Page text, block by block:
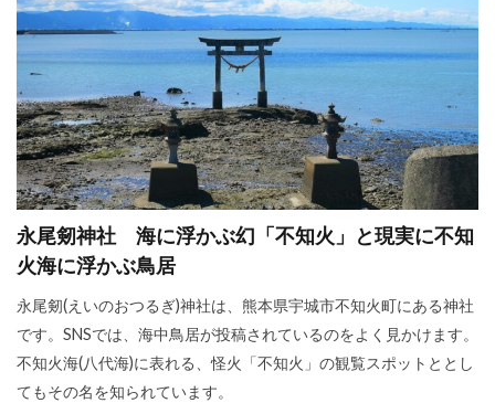
永尾剱神社 海に浮かぶ幻「不知火」と現実に不知
火海に浮かぶ鳥居
永尾剱(えいのおつるぎ)神社は、熊本県宇城市不知火町にある神社
です。SNSでは、海中鳥居が投稿されているのをよく見かけます。
不知火海(八代海)に表れる、怪火「不知火」の観覧スポットととし
てもその名を知られています。